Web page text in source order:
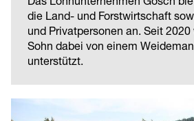
die Land- und Forstwirtschaft
und Privatpersonen an. Seit
Sohn dabei von einem
unterstützt.